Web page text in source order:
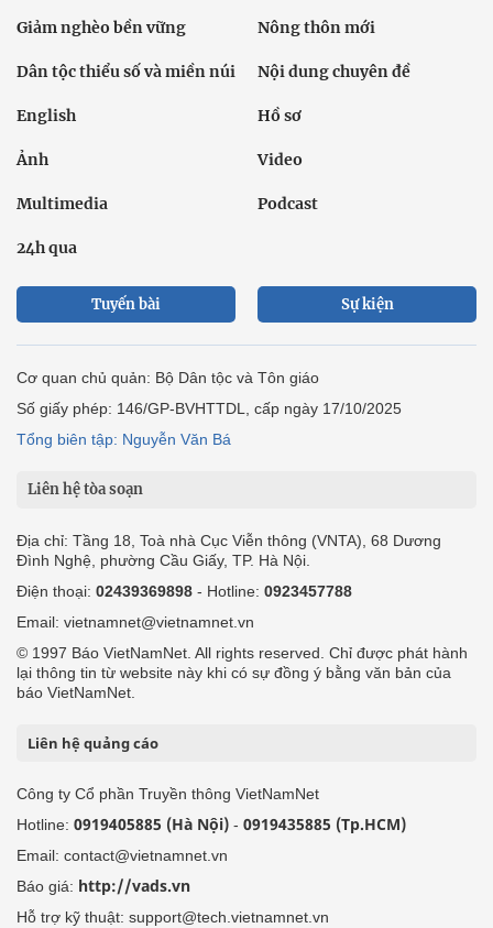
Giảm nghèo bền vững Nông thôn mới
Dân tộc thiểu số và miền núi Nội dung chuyên đề
English Hồ sơ
Ảnh Video
Multimedia Podcast
24h qua
Tuyến bài Sự kiện
Cơ quan chủ quản: Bộ Dân tộc và Tôn giáo
Số giấy phép: 146/GP-BVHTTDL, cấp ngày 17/10/2025
Tổng biên tập: Nguyễn Văn Bá
Liên hệ tòa soạn
Địa chỉ: Tầng 18, Toà nhà Cục Viễn thông (VNTA), 68 Dương
Đình Nghệ, phường Cầu Giấy, TP. Hà Nội.
Điện thoại: 02439369898 - Hotline: 0923457788
Email: vietnamnet@vietnamnet.vn
© 1997 Báo VietNamNet. All rights reserved. Chỉ được phát hành
lại thông tin từ website này khi có sự đồng ý bằng văn bản của
báo VietNamNet.
Liên hệ quảng cáo
Công ty Cổ phần Truyền thông VietNamNet
Hotline: 0919405885 (Hà Nội) - 0919435885 (Tp.HCM)
Email: contact@vietnamnet.vn
Báo giá: http://vads.vn
Hỗ trợ kỹ thuật: support@tech.vietnamnet.vn